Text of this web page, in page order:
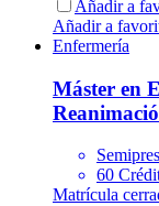
Añadir a
Añadir a
Enfermería
Máster en
60
Matrícula